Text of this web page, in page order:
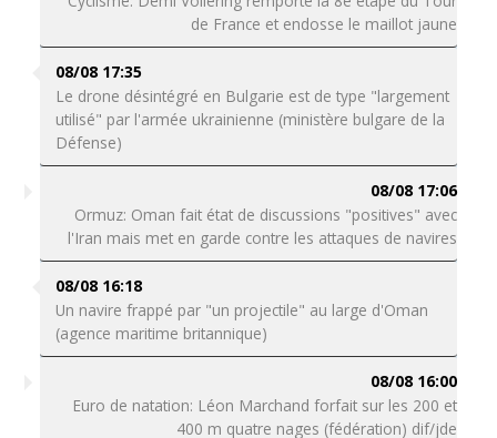
de France et endosse le maillot jaune
08/08 17:35
Le drone désintégré en Bulgarie est de type "largement
utilisé" par l'armée ukrainienne (ministère bulgare de la
Défense)
08/08 17:06
Ormuz: Oman fait état de discussions "positives" avec
l'Iran mais met en garde contre les attaques de navires
08/08 16:18
Un navire frappé par "un projectile" au large d'Oman
(agence maritime britannique)
08/08 16:00
Euro de natation: Léon Marchand forfait sur les 200 et
400 m quatre nages (fédération) dif/jde